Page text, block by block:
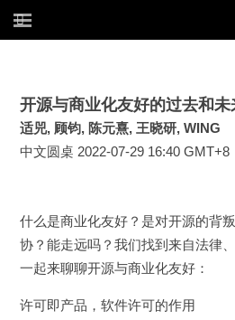
开源与商业化友好的过去和未
适兕, 顾钧, 陈元熹, 王晓研, WING
中文圆桌 2022-07-29 16:40 GMT+8
什么是商业化友好？是对开源的背
协？能走远吗？我们找到来自法律
一起来聊聊开源与商业化友好：
许可即产品，软件许可的作用